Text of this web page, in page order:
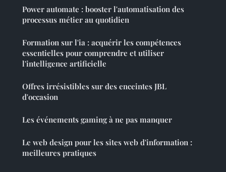
Power automate : booster l'automatisation des
processus métier au quotidien
Formation sur l'ia : acquérir les compétences
essentielles pour comprendre et utiliser
l'intelligence artificielle
Offres irrésistibles sur des enceintes JBL
d'occasion
Les événements gaming à ne pas manquer
Le web design pour les sites web d'information :
meilleures pratiques